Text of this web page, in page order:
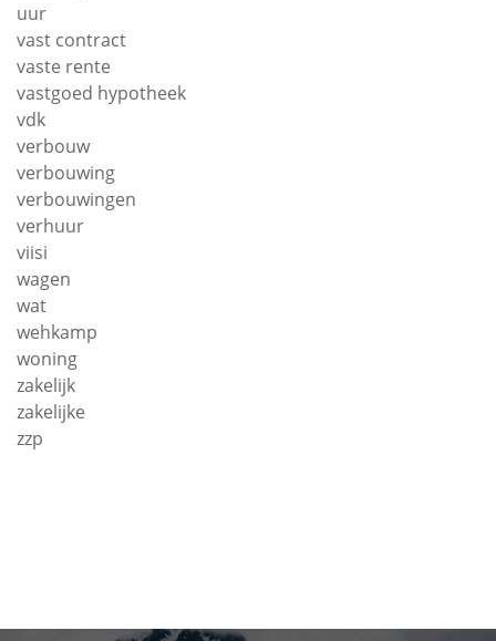
uur
vast contract
vaste rente
vastgoed hypotheek
vdk
verbouw
verbouwing
verbouwingen
verhuur
viisi
wagen
wat
wehkamp
woning
zakelijk
zakelijke
zzp